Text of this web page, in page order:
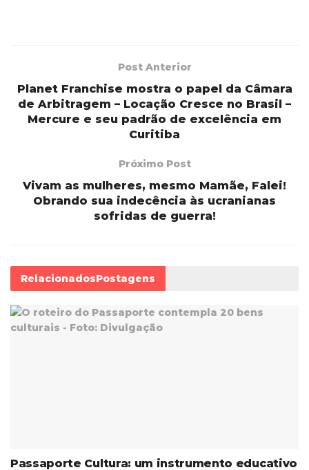
Post Anterior
Planet Franchise mostra o papel da Câmara
de Arbitragem – Locação Cresce no Brasil –
Mercure e seu padrão de excelência em
Curitiba
Próximo Post
Vivam as mulheres, mesmo Mamãe, Falei!
Obrando sua indecência às ucranianas
sofridas de guerra!
RelacionadosPostagens
Passaporte Cultura: um instrumento educativo